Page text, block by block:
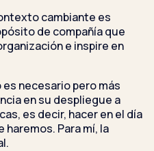
cambiante es
de compañía que
e inspire en
necesario pero más
en su despliegue a
es decir, hacer en el día
haremos. Para mí, la